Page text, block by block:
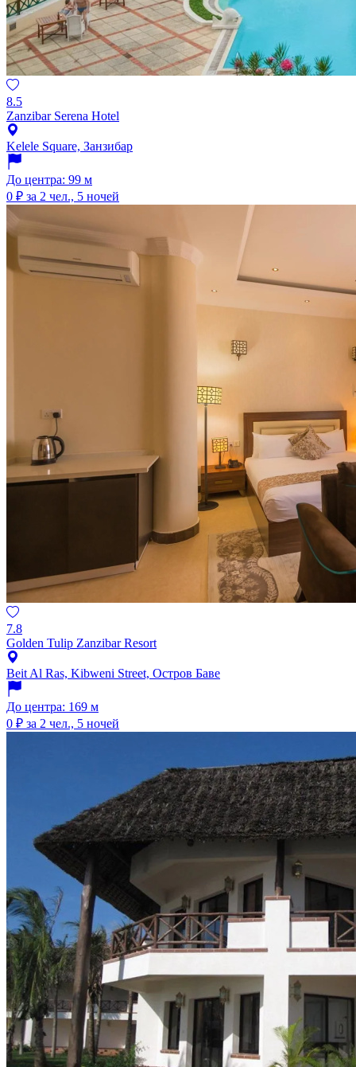
8.5
Zanzibar Serena Hotel
Kelele Square, Занзибар
До центра: 99 м
0 ₽ за 2 чел., 5 ночей
7.8
Golden Tulip Zanzibar Resort
Beit Al Ras, Kibweni Street, Остров Баве
До центра: 169 м
0 ₽ за 2 чел., 5 ночей